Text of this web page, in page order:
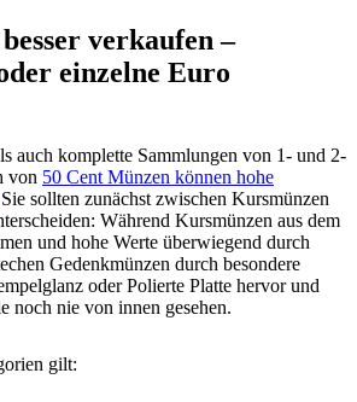
verkaufen –
einzelne Euro
auch komplette Sammlungen von 1- und 2-
von 50 Cent Münzen können hohe
sollten zunächst zwischen Kursmünzen
Während Kursmünzen aus dem
und hohe Werte überwiegend durch
Gedenkmünzen durch besondere
oder Polierte Platte hervor und
noch nie von innen gesehen.
gilt: